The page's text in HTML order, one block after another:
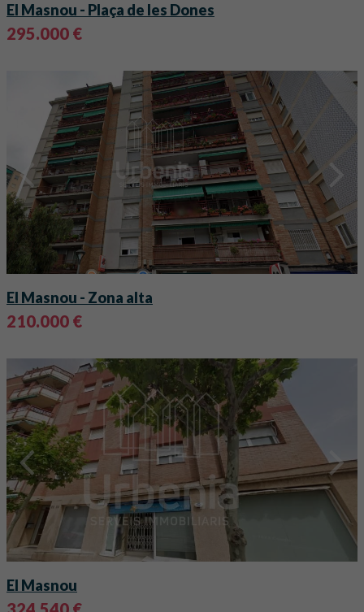
El Masnou - Plaça de les Dones
295.000 €
El Masnou - Zona alta
210.000 €
El Masnou